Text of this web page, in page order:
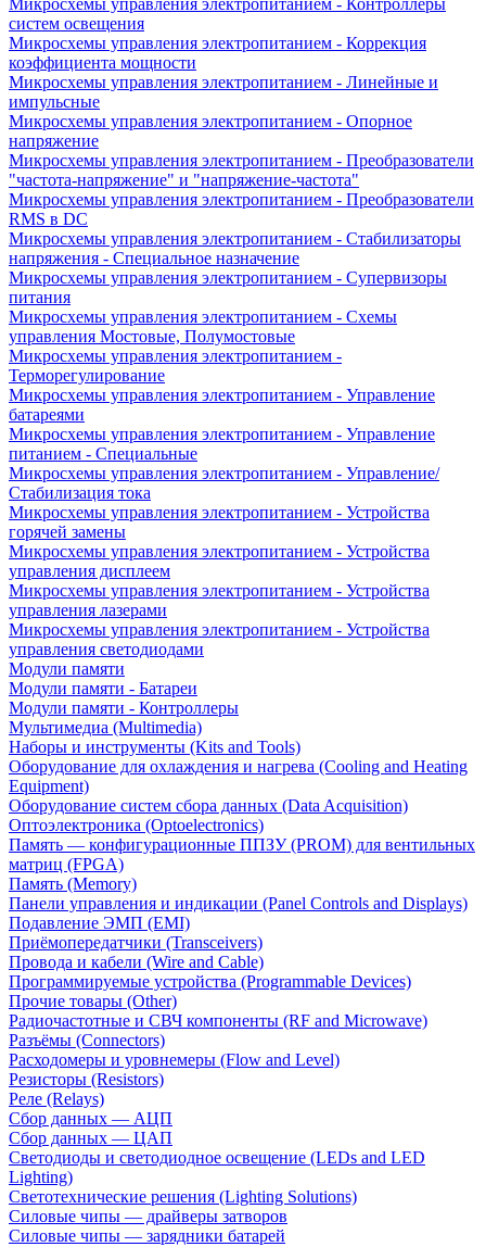
Микросхемы управления электропитанием - Контроллеры
систем освещения
Микросхемы управления электропитанием - Коррекция
коэффициента мощности
Микросхемы управления электропитанием - Линейные и
импульсные
Микросхемы управления электропитанием - Опорное
напряжение
Микросхемы управления электропитанием - Преобразователи
"частота-напряжение" и "напряжение-частота"
Микросхемы управления электропитанием - Преобразователи
RMS в DC
Микросхемы управления электропитанием - Стабилизаторы
напряжения - Специальное назначение
Микросхемы управления электропитанием - Супервизоры
питания
Микросхемы управления электропитанием - Схемы
управления Мостовые, Полумостовые
Микросхемы управления электропитанием -
Терморегулирование
Микросхемы управления электропитанием - Управление
батареями
Микросхемы управления электропитанием - Управление
питанием - Специальные
Микросхемы управления электропитанием - Управление/
Стабилизация тока
Микросхемы управления электропитанием - Устройства
горячей замены
Микросхемы управления электропитанием - Устройства
управления дисплеем
Микросхемы управления электропитанием - Устройства
управления лазерами
Микросхемы управления электропитанием - Устройства
управления светодиодами
Модули памяти
Модули памяти - Батареи
Модули памяти - Контроллеры
Мультимедиа (Multimedia)
Наборы и инструменты (Kits and Tools)
Оборудование для охлаждения и нагрева (Cooling and Heating
Equipment)
Оборудование систем сбора данных (Data Acquisition)
Оптоэлектроника (Optoelectronics)
Память — конфигурационные ППЗУ (PROM) для вентильных
матриц (FPGA)
Память (Memory)
Панели управления и индикации (Panel Controls and Displays)
Подавление ЭМП (EMI)
Приёмопередатчики (Transceivers)
Провода и кабели (Wire and Cable)
Программируемые устройства (Programmable Devices)
Прочие товары (Other)
Радиочастотные и СВЧ компоненты (RF and Microwave)
Разъёмы (Connectors)
Расходомеры и уровнемеры (Flow and Level)
Резисторы (Resistors)
Реле (Relays)
Сбор данных — АЦП
Сбор данных — ЦАП
Светодиоды и светодиодное освещение (LEDs and LED
Lighting)
Светотехнические решения (Lighting Solutions)
Силовые чипы — драйверы затворов
Силовые чипы — зарядники батарей